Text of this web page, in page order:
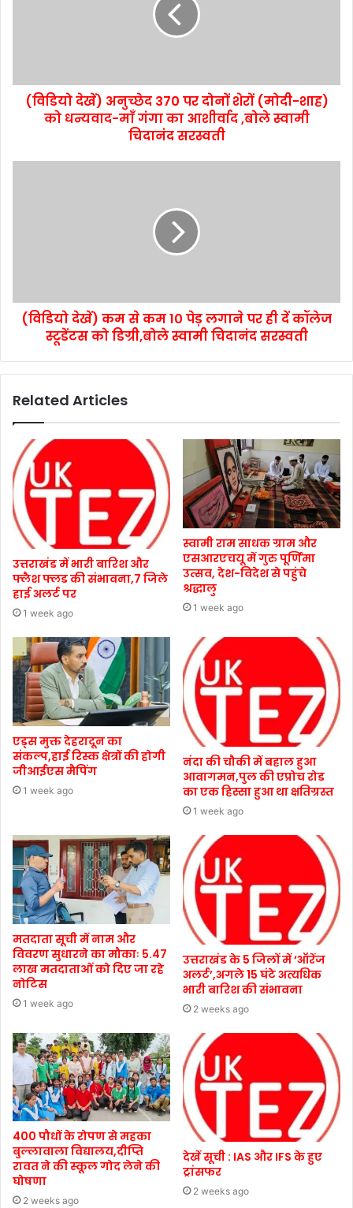
(विडियो देखें) अनुच्छेद 370 पर दोनों शेरों (मोदी-शाह)
को धन्यवाद-माँ गंगा का आशीर्वाद ,बोले स्वामी
चिदानंद सरस्वती
(विडियो देखें) कम से कम 10 पेड़ लगाने पर ही दें कॉलेज
स्टूडेंटस को डिग्री,बोले स्वामी चिदानंद सरस्वती
Related Articles
उत्तराखंड में भारी बारिश और
फ्लैश फ्लड की संभावना,7 जिले
हाई अलर्ट पर
1 week ago
स्वामी राम साधक ग्राम और
एसआरएचयू में गुरु पूर्णिमा
उत्सव, देश-विदेश से पहुंचे
श्रद्धालु
1 week ago
एड्स मुक्त देहरादून का
संकल्प,हाई रिस्क क्षेत्रों की होगी
जीआईएस मैपिंग
1 week ago
नंदा की चौकी में बहाल हुआ
आवागमन,पुल की एप्रोच रोड
का एक हिस्सा हुआ था क्षतिग्रस्त
1 week ago
मतदाता सूची में नाम और
विवरण सुधारने का मौकाः 5.47
लाख मतदाताओं को दिए जा रहे
नोटिस
1 week ago
उत्तराखंड के 5 जिलों में ‘ऑरेंज
अलर्ट’,अगले 15 घंटे अत्यधिक
भारी बारिश की संभावना
2 weeks ago
400 पौधों के रोपण से महका
बुल्लावाला विद्यालय,दीप्ति
रावत ने की स्कूल गोद लेने की
घोषणा
2 weeks ago
देखें सूची : IAS और IFS के हुए
ट्रांसफर
2 weeks ago